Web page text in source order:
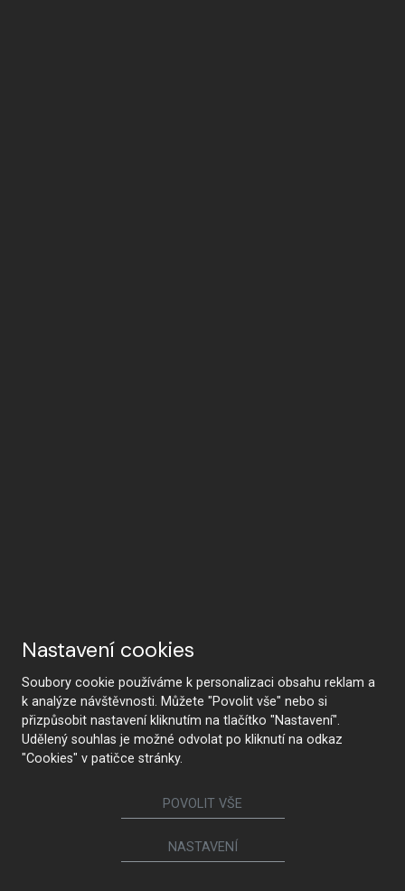
Почему HANÁK
HANÁK Interior Concept Традиции и ремесло
От разработки до
Самые современные
Nastavení cookies
Soubory cookie používáme k personalizaci obsahu reklam a
k analýze návštěvnosti. Můžete "Povolit vše" nebo si
přizpůsobit nastavení kliknutím na tlačítko "Nastavení".
Udělený souhlas je možné odvolat po kliknutí na odkaz
"Cookies" v patičce stránky.
POVOLIT VŠE
NASTAVENÍ